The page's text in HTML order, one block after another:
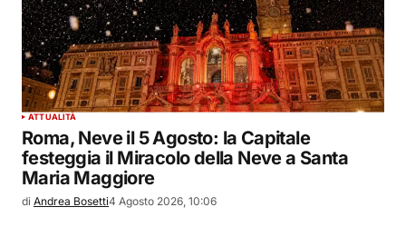
ATTUALITÀ
Roma, Neve il 5 Agosto: la Capitale
festeggia il Miracolo della Neve a Santa
Maria Maggiore
di Andrea Bosetti4 Agosto 2026, 10:06